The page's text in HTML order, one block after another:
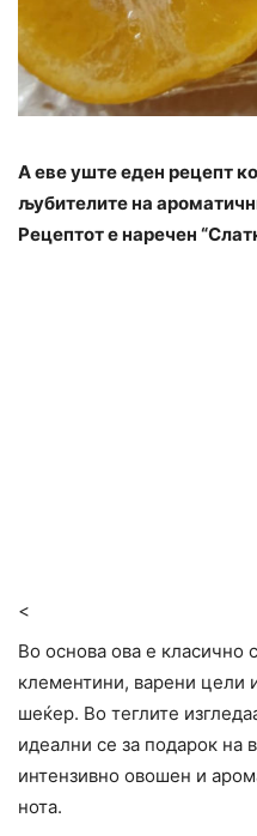
А еве уште еден рецепт
љубителите на
Рецептот е наречен
<
Во основа ова е класично
клементини, варени цели
шеќер. Во теглите
идеални се за подарок на
интензивно овошен и
нота.